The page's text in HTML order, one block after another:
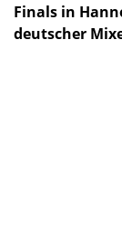
Finals in
deutscher